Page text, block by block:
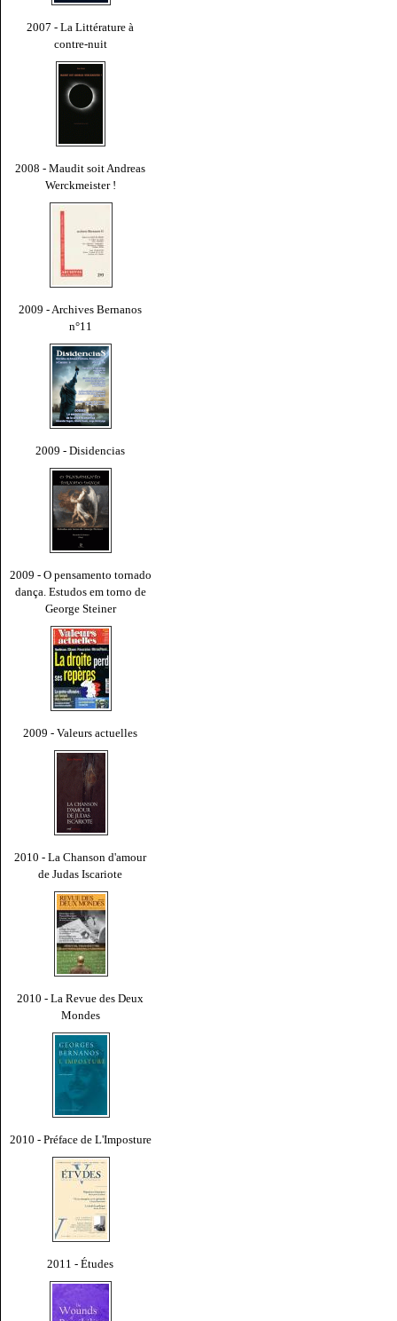
2007 - La Littérature à
contre-nuit
2008 - Maudit soit Andreas
Werckmeister !
2009 - Archives Bernanos
n°11
2009 - Disidencias
2009 - O pensamento tornado
dança. Estudos em torno de
George Steiner
2009 - Valeurs actuelles
2010 - La Chanson d'amour
de Judas Iscariote
2010 - La Revue des Deux
Mondes
2010 - Préface de L'Imposture
2011 - Études